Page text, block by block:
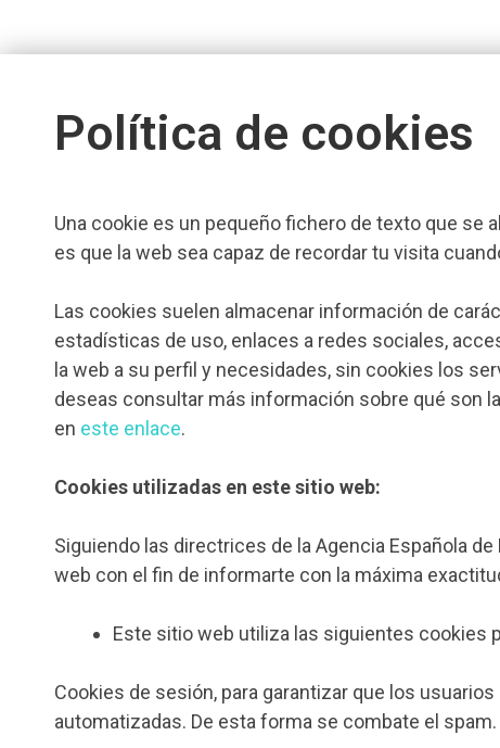
Política de cookies
Una cookie es un pequeño fichero de texto que se
es que la web sea capaz de recordar tu visita
Las cookies suelen almacenar información de
estadísticas de uso, enlaces a redes sociales,
la web a su perfil y necesidades, sin cookies los
deseas consultar más información sobre qué son
en este enlace.
Cookies utilizadas en este sitio web:
Siguiendo las directrices de la Agencia Española
web con el fin de informarte con la máxima
Este sitio web utiliza las siguientes cookies
Cookies de sesión, para garantizar que los
automatizadas. De esta forma se combate el spam.